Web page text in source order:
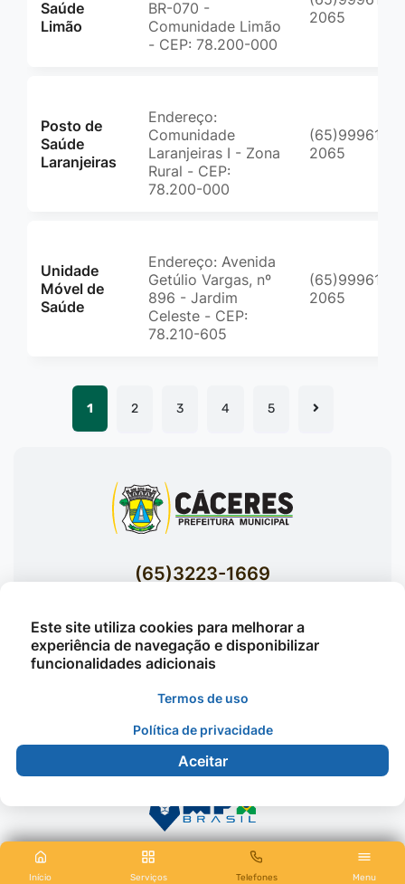
Início Serviços Telefones Menu
Saúde
Limão
BR-070 -
Comunidade Limão
- CEP: 78.200-000
2065
Posto de
Saúde
Laranjeiras
Endereço:
Comunidade
Laranjeiras I - Zona
Rural - CEP:
78.200-000
(65)99961-
2065
Unidade
Móvel de
Saúde
Endereço: Avenida
Getúlio Vargas, nº
896 - Jardim
Celeste - CEP:
78.210-605
(65)99961-
2065
1 2 3 4 5
(65)3223-1669
Acessar E-mails Institucionais
Av. Brasil nº 119 Bairro Jardim Celeste -
©2026 - Prefeitura Municipal de Cáceres - Todos os
direitos reservados
Este site utiliza cookies para melhorar a
experiência de navegação e disponibilizar
funcionalidades adicionais
Termos de uso
Política de privacidade
Aceitar